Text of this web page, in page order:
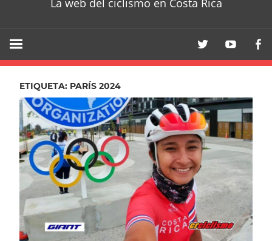
La web del ciclismo en Costa Rica
ETIQUETA: PARÍS 2024